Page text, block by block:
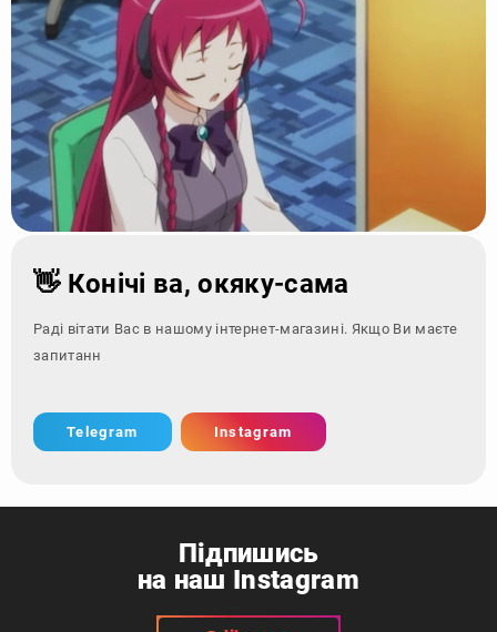
👋 Конічі ва, окяку-сама
Раді вітати Вас в нашому інтернет-магазині. Якщо Ви маєте
запитання - зверніт
Telegram Instagram
Підпишись
на наш Instagram